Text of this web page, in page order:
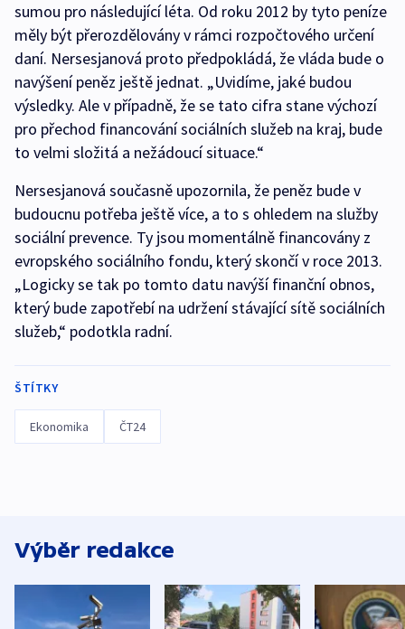
sumou pro následující léta. Od roku 2012 by tyto peníze
měly být přerozdělovány v rámci rozpočtového určení
daní. Nersesjanová proto předpokládá, že vláda bude o
navýšení peněz ještě jednat. „Uvidíme, jaké budou
výsledky. Ale v případně, že se tato cifra stane výchozí
pro přechod financování sociálních služeb na kraj, bude
to velmi složitá a nežádoucí situace.“
Nersesjanová současně upozornila, že peněz bude v
budoucnu potřeba ještě více, a to s ohledem na služby
sociální prevence. Ty jsou momentálně financovány z
evropského sociálního fondu, který skončí v roce 2013.
„Logicky se tak po tomto datu navýší finanční obnos,
který bude zapotřebí na udržení stávající sítě sociálních
služeb,“ podotkla radní.
ŠTÍTKY
Ekonomika ČT24
Výběr redakce